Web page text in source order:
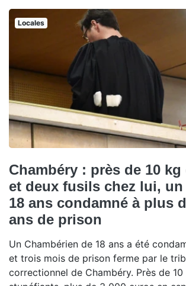
Locales
Chambéry : près de 10
et deux fusils chez lui, un
18 ans condamné à plus
ans de prison
Un Chambérien de 18 ans a été
et trois mois de prison ferme par le
correctionnel de Chambéry. Près de